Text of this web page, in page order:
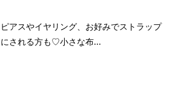
ピアスやイヤリング、お好みでストラップ
にされる方も♡小さな布...